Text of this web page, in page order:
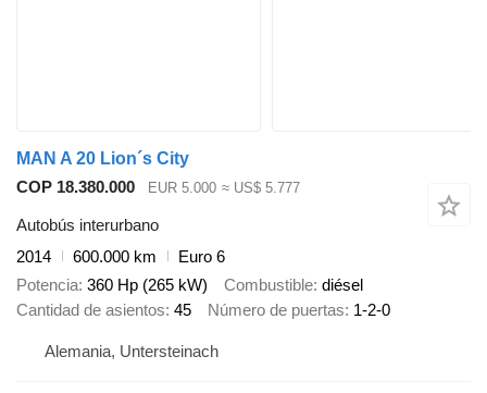
MAN A 20 Lion´s City
COP 18.380.000
EUR 5.000 ≈ US$ 5.777
Autobús interurbano
2014
600.000 km
Euro 6
Potencia 360 Hp (265 kW) Combustible diésel
Cantidad de asientos 45 Número de puertas 1-2-0
Alemania, Untersteinach